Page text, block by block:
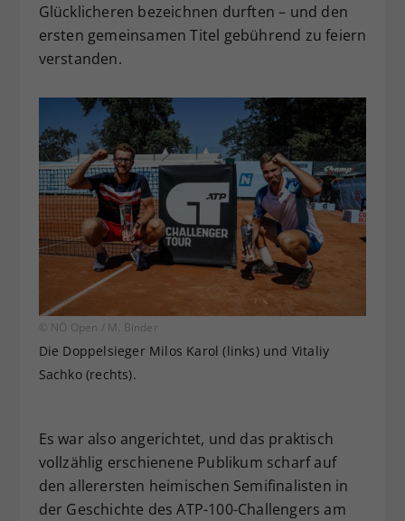
Glücklicheren bezeichnen durften – und den
ersten gemeinsamen Titel gebührend zu feiern
verstanden.
© NÖ Open / M. Binder
Die Doppelsieger Milos Karol (links) und Vitaliy
Sachko (rechts).
Es war also angerichtet, und das praktisch
vollzählig erschienene Publikum scharf auf
den allerersten heimischen Semifinalisten in
der Geschichte des ATP-100-Challengers am